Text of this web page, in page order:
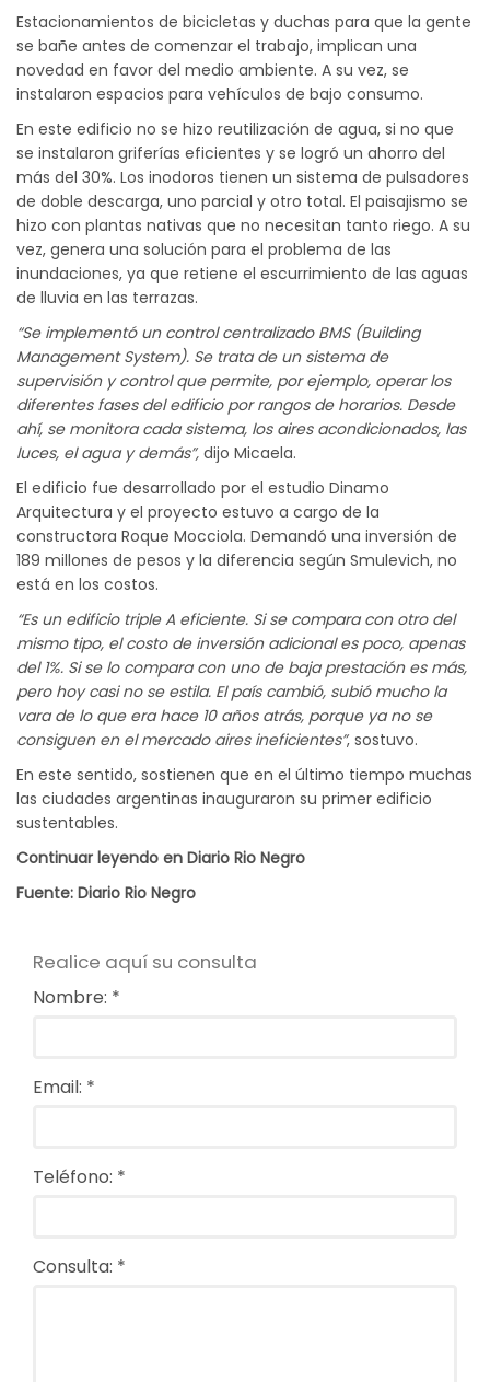
Estacionamientos de bicicletas y duchas para que la gente
se bañe antes de comenzar el trabajo, implican una
novedad en favor del medio ambiente. A su vez, se
instalaron espacios para vehículos de bajo consumo.
En este edificio no se hizo reutilización de agua, si no que
se instalaron griferías eficientes y se logró un ahorro del
más del 30%. Los inodoros tienen un sistema de pulsadores
de doble descarga, uno parcial y otro total. El paisajismo se
hizo con plantas nativas que no necesitan tanto riego. A su
vez, genera una solución para el problema de las
inundaciones, ya que retiene el escurrimiento de las aguas
de lluvia en las terrazas.
“Se implementó un control centralizado BMS (Building
Management System). Se trata de un sistema de
supervisión y control que permite, por ejemplo, operar los
diferentes fases del edificio por rangos de horarios. Desde
ahí, se monitora cada sistema, los aires acondicionados, las
luces, el agua y demás”, dijo Micaela.
El edificio fue desarrollado por el estudio Dinamo
Arquitectura y el proyecto estuvo a cargo de la
constructora Roque Mocciola. Demandó una inversión de
189 millones de pesos y la diferencia según Smulevich, no
está en los costos.
“Es un edificio triple A eficiente. Si se compara con otro del
mismo tipo, el costo de inversión adicional es poco, apenas
del 1%. Si se lo compara con uno de baja prestación es más,
pero hoy casi no se estila. El país cambió, subió mucho la
vara de lo que era hace 10 años atrás, porque ya no se
consiguen en el mercado aires ineficientes”, sostuvo.
En este sentido, sostienen que en el último tiempo muchas
las ciudades argentinas inauguraron su primer edificio
sustentables.
Continuar leyendo en Diario Rio Negro
Fuente: Diario Rio Negro
Realice aquí su consulta
Nombre: *
Email: *
Teléfono: *
Consulta: *